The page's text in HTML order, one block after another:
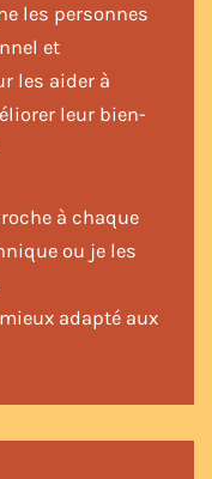
les personnes
et
les aider à
leur bien-
à chaque
ou je les
adapté aux